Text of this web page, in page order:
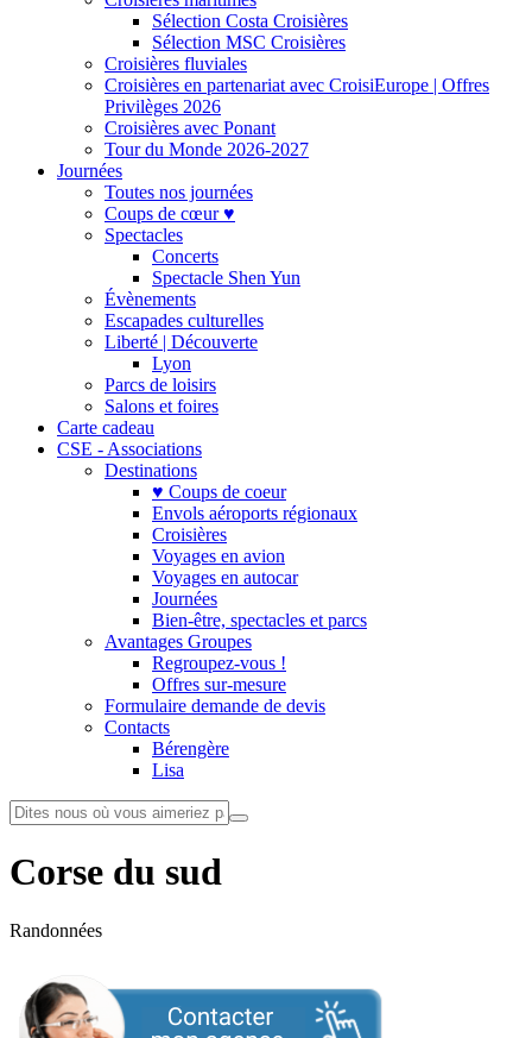
Sélection Costa Croisières
Sélection MSC Croisières
Croisières fluviales
Croisières en partenariat avec CroisiEurope | Offres
Privilèges 2026
Croisières avec Ponant
Tour du Monde 2026-2027
Journées
Toutes nos journées
Coups de cœur ♥
Spectacles
Concerts
Spectacle Shen Yun
Évènements
Escapades culturelles
Liberté | Découverte
Lyon
Parcs de loisirs
Salons et foires
Carte cadeau
CSE - Associations
Destinations
♥ Coups de coeur
Envols aéroports régionaux
Croisières
Voyages en avion
Voyages en autocar
Journées
Bien-être, spectacles et parcs
Avantages Groupes
Regroupez-vous !
Offres sur-mesure
Formulaire demande de devis
Contacts
Bérengère
Lisa
Corse du sud
Randonnées